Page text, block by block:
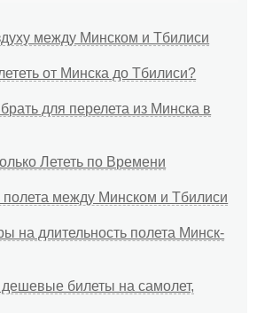
между Минском и Тбилиси
от Минска до Тбилиси?
для перелета из Минска в
Лететь по Времени
между Минском и Тбилиси
на длительность полета Минск-
дешевые билеты на самолет,